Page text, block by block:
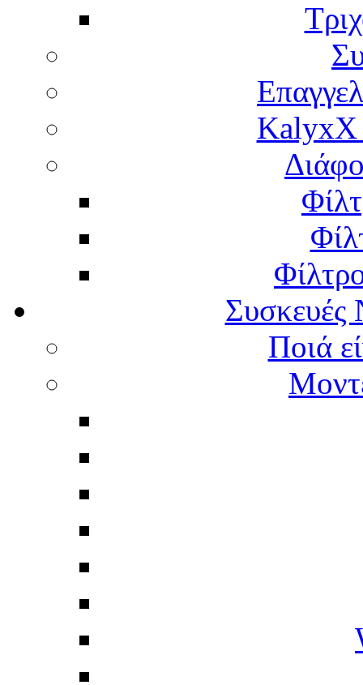
KalyxX
Συσκευές
Ποιά